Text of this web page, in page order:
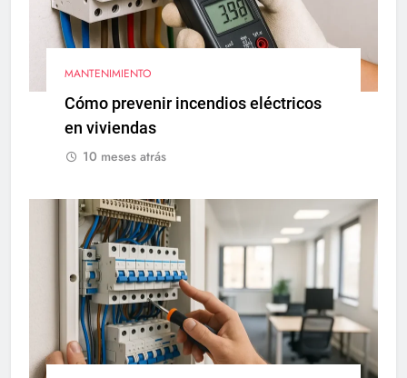
MANTENIMIENTO
Cómo prevenir incendios eléctricos
en viviendas
10 meses atrás